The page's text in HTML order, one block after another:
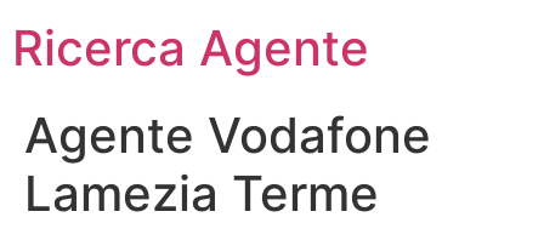
Ricerca Agente
Agente Vodafone
Lamezia Terme